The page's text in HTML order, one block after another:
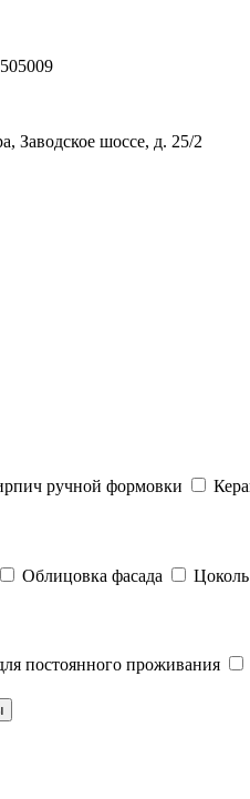
Заводское шоссе, д. 25/2
ручной формовки
Облицовка фасада Цоколь
постоянного проживания